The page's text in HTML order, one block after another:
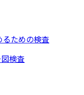
るための検査
検査